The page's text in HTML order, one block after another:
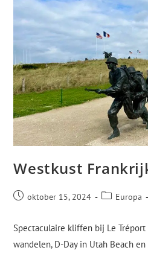
Westkust
oktober 15, 2024 Europa
Spectaculaire kliffen bij Le
wandelen, D-Day in Utah Beach